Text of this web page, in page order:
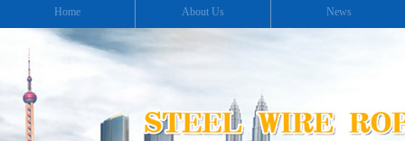
Home About Us News